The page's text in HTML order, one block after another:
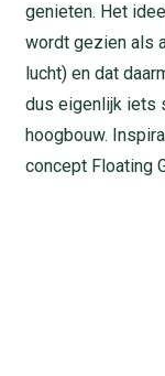
genieten. Het
wordt gezien als
lucht) en dat
dus eigenlijk iets
hoogbouw.
concept Floating